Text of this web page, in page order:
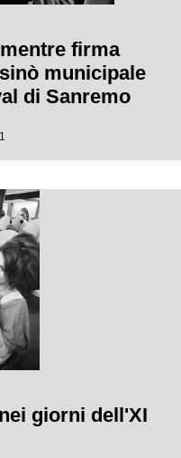
firma
municipale
di Sanremo
giorni dell'XI